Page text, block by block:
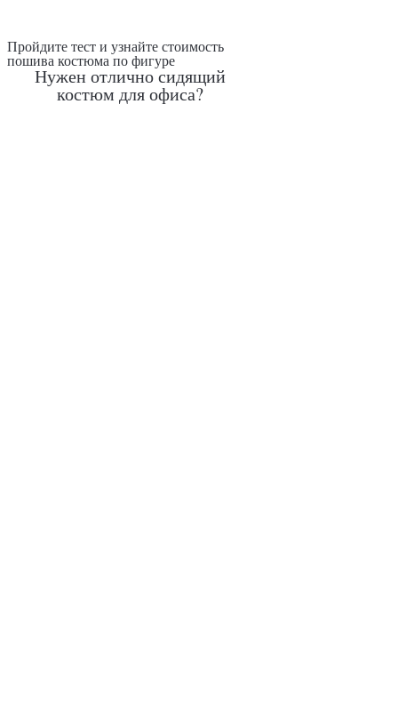
Пройдите тест и узнайте стоимость
пошива костюма по фигуре
Нужен отлично сидящий
костюм для офиса?